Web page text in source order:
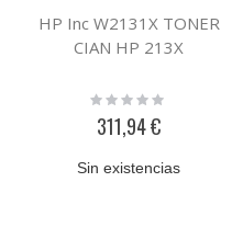
HP Inc W2131X TONER
CIAN HP 213X
Rating:
311,94 €
Sin existencias